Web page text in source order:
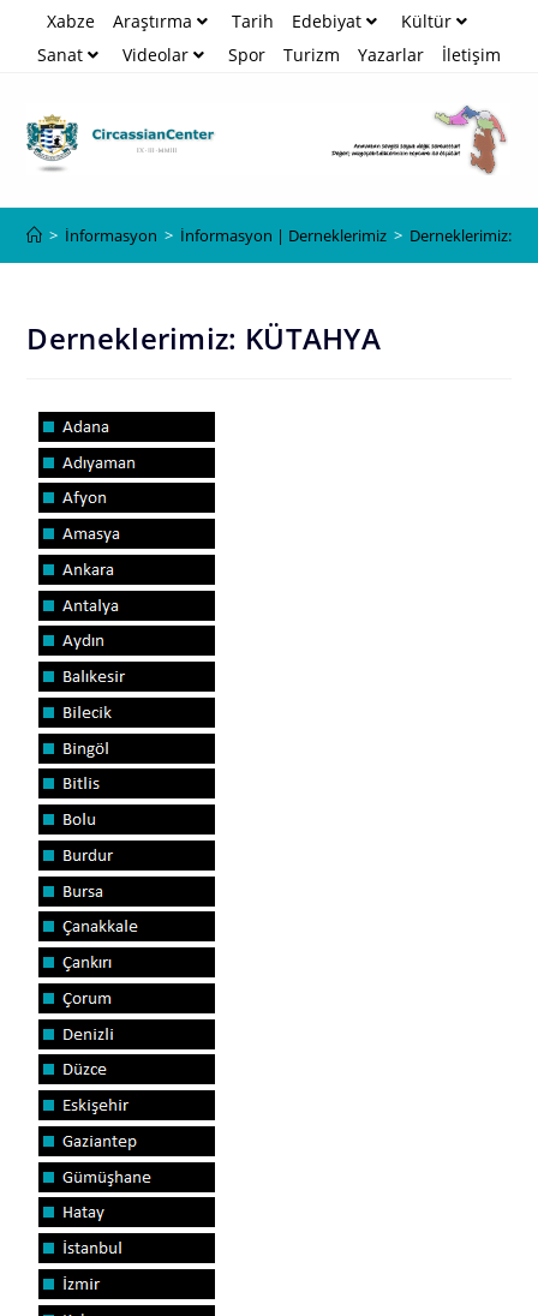
Xabze Araştırma Tarih Edebiyat
Kültür
Sanat
Videolar Spor Turizm Yazarlar İletişim
> İnformasyon > İnformasyon | Derneklerimiz > Derneklerimiz:
Derneklerimiz: KÜTAHYA